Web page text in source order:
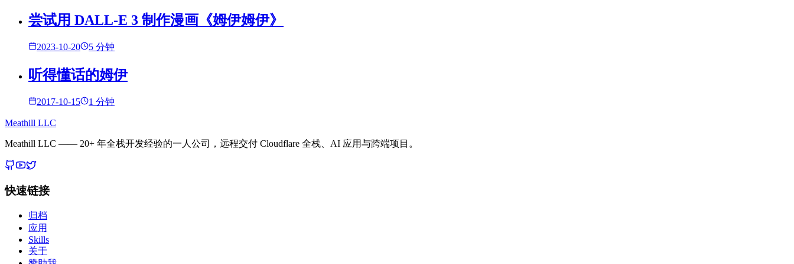
尝试用 DALL-E 3 制作漫画《姆伊姆伊》
2023-10-20 5 分钟
听得懂话的姆伊
2017-10-15 1 分钟
Meathill LLC
Meathill LLC —— 20+ 年全栈开发经验的一人公司，远程交付 Cloudflare 全栈、AI 应用与跨端项目。
快速链接
归档
应用
Skills
关于